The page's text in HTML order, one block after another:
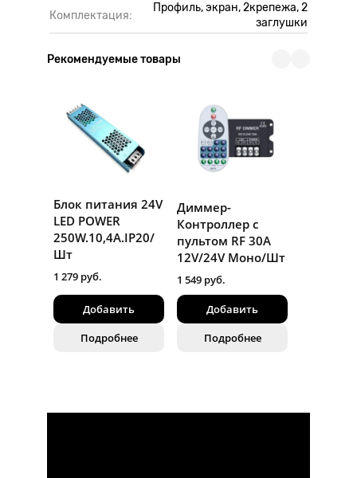
Комплектация:
Профиль, экран, 2крепежа, 2
заглушки
Рекомендуемые товары
Блок питания 24V
LED POWER
250W.10,4A.IP20/
Шт
1 279 руб.
Добавить
Подробнее
Диммер-
Контроллер с
пультом RF 30А
12V/24V Моно/Шт
1 549 руб.
Добавить
Подробнее